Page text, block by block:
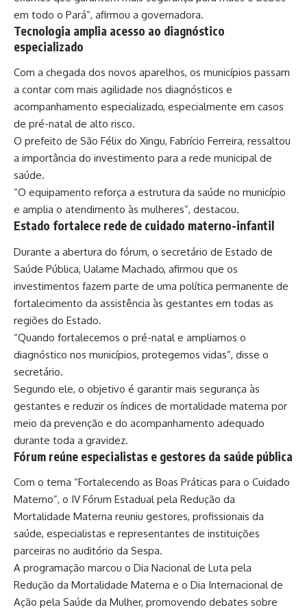
em todo o Pará”, afirmou a governadora.
Tecnologia amplia acesso ao diagnóstico
especializado
Com a chegada dos novos aparelhos, os municípios passam
a contar com mais agilidade nos diagnósticos e
acompanhamento especializado, especialmente em casos
de pré-natal de alto risco.
O prefeito de São Félix do Xingu, Fabrício Ferreira, ressaltou
a importância do investimento para a rede municipal de
saúde.
“O equipamento reforça a estrutura da saúde no município
e amplia o atendimento às mulheres”, destacou.
Estado fortalece rede de cuidado materno-infantil
Durante a abertura do fórum, o secretário de Estado de
Saúde Pública, Ualame Machado, afirmou que os
investimentos fazem parte de uma política permanente de
fortalecimento da assistência às gestantes em todas as
regiões do Estado.
“Quando fortalecemos o pré-natal e ampliamos o
diagnóstico nos municípios, protegemos vidas”, disse o
secretário.
Segundo ele, o objetivo é garantir mais segurança às
gestantes e reduzir os índices de mortalidade materna por
meio da prevenção e do acompanhamento adequado
durante toda a gravidez.
Fórum reúne especialistas e gestores da saúde pública
Com o tema “Fortalecendo as Boas Práticas para o Cuidado
Materno”, o IV Fórum Estadual pela Redução da
Mortalidade Materna reuniu gestores, profissionais da
saúde, especialistas e representantes de instituições
parceiras no auditório da Sespa.
A programação marcou o Dia Nacional de Luta pela
Redução da Mortalidade Materna e o Dia Internacional de
Ação pela Saúde da Mulher, promovendo debates sobre